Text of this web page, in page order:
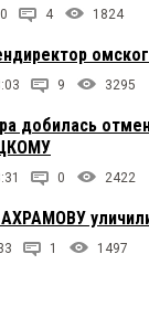
4 1824
9 3295
добилась
0 2422
АХРАМОВУ
1 1497